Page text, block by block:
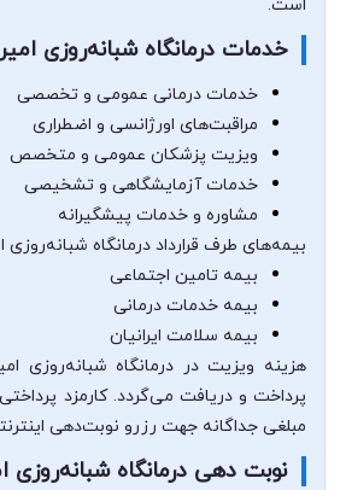
است.
خدمات درمانگاه شبانه‌روزی
خدمات درمانی عمومی و تخصصی
مراقبت‌های اورژانسی و اضطراری
ویزیت پزشکان عمومی و متخصص
خدمات آزمایشگاهی و تشخیصی
مشاوره و خدمات پیشگیرانه
بیمه‌های طرف قرارداد درمانگاه
بیمه تامین اجتماعی
بیمه خدمات درمانی
بیمه سلامت ایرانیان
هزینه ویزیت در درمانگاه شبانه‌روزی
پرداخت و دریافت می‌گردد. کارمزد
مبلغی جداگانه جهت رزرو نوبت‌دهی
نوبت دهی درمانگاه شبانه‌روزی